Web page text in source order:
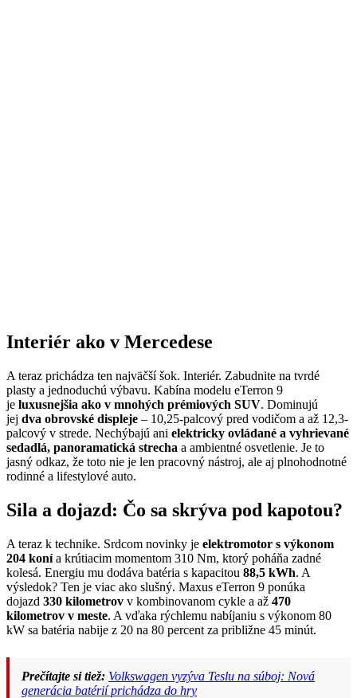
Interiér ako v Mercedese
A teraz prichádza ten najväčší šok. Interiér. Zabudnite na tvrdé
plasty a jednoduchú výbavu. Kabína modelu eTerron 9
je luxusnejšia ako v mnohých prémiových SUV. Dominujú
jej dva obrovské displeje – 10,25-palcový pred vodičom a až 12,3-
palcový v strede. Nechýbajú ani elektricky ovládané a vyhrievané
sedadlá, panoramatická strecha a ambientné osvetlenie. Je to
jasný odkaz, že toto nie je len pracovný nástroj, ale aj plnohodnotné
rodinné a lifestylové auto.
Sila a dojazd: Čo sa skrýva pod kapotou?
A teraz k technike. Srdcom novinky je elektromotor s výkonom
204 konía krútiacim momentom 310 Nm, ktorý poháňa zadné
kolesá. Energiu mu dodáva batéria s kapacitou 88,5 kWh. A
výsledok? Ten je viac ako slušný. Maxus eTerron 9 ponúka
dojazd 330 kilometrov v kombinovanom cykle a až 470
kilometrov v meste. A vďaka rýchlemu nabíjaniu s výkonom 80
kW sa batéria nabije z 20 na 80 percent za približne 45 minút.
Prečítajte si tiež: Volkswagen vyzýva Teslu na súboj: Nová
generácia batérií prichádza do hry